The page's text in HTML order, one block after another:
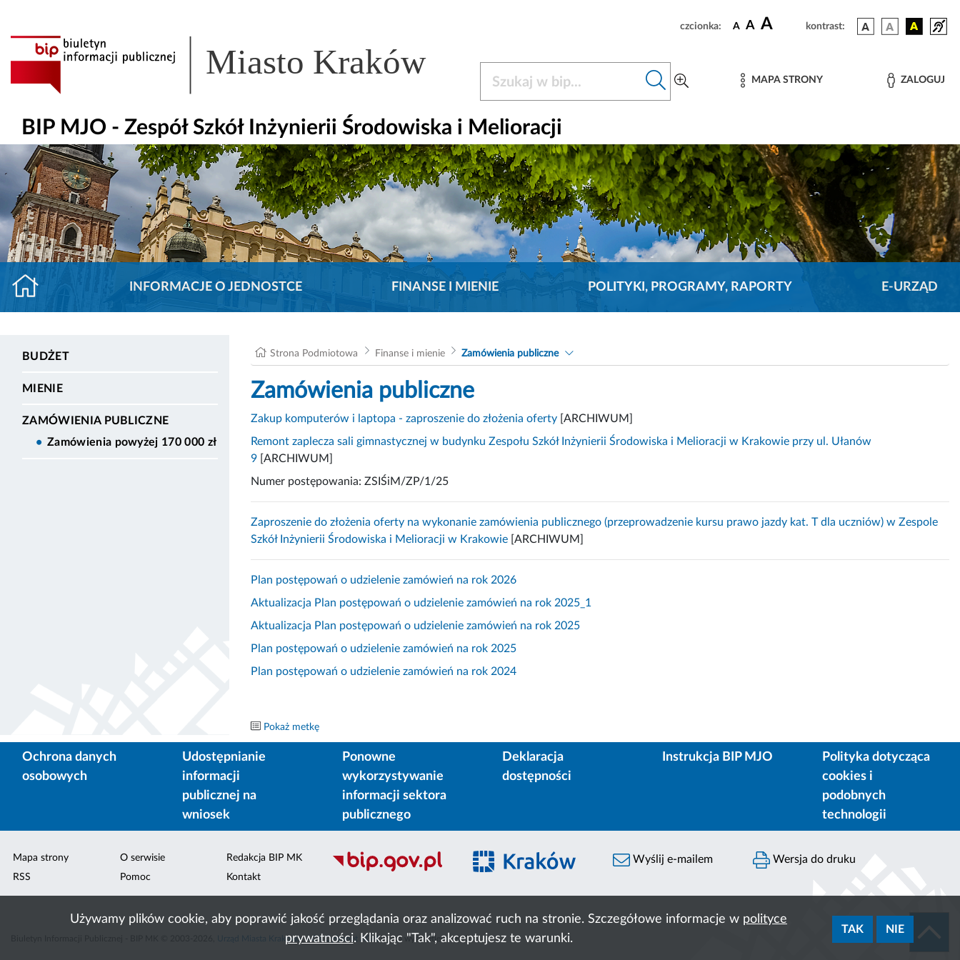
Używamy plików cookie, aby poprawić jakość przeglądania oraz analizować ruch na stronie. Szczegółowe informacje w polityce
prywatności. Klikając "Tak", akceptujesz te warunki.
TAK NIE
czcionka: A A A kontrast:
Miasto Kraków MAPA STRONY ZALOGUJ
BIP MJO - Zespół Szkół Inżynierii Środowiska i Melioracji
INFORMACJE O JEDNOSTCE FINANSE I MIENIE POLITYKI, PROGRAMY, RAPORTY E-URZĄD
BUDŻET
MIENIE
ZAMÓWIENIA PUBLICZNE
Zamówienia powyżej 170 000 zł
Strona Podmiotowa Finanse i mienie Zamówienia publiczne
Zamówienia publiczne
Zakup komputerów i laptopa - zaproszenie do złożenia oferty [ARCHIWUM]
Remont zaplecza sali gimnastycznej w budynku Zespołu Szkół Inżynierii Środowiska i Melioracji w Krakowie przy ul. Ułanów
9 [ARCHIWUM]
Numer postępowania: ZSIŚiM/ZP/1/25
Zaproszenie do złożenia oferty na wykonanie zamówienia publicznego (przeprowadzenie kursu prawo jazdy kat. T dla uczniów) w Zespole
Szkół Inżynierii Środowiska i Melioracji w Krakowie [ARCHIWUM]
Plan postępowań o udzielenie zamówień na rok 2026
Aktualizacja Plan postępowań o udzielenie zamówień na rok 2025_1
Aktualizacja Plan postępowań o udzielenie zamówień na rok 2025
Plan postępowań o udzielenie zamówień na rok 2025
Plan postępowań o udzielenie zamówień na rok 2024
Pokaż metkę
Ochrona danych
osobowych
Udostępnianie
informacji
publicznej na
wniosek
Ponowne
wykorzystywanie
informacji sektora
publicznego
Deklaracja
dostępności
Instrukcja BIP MJO
Polityka dotycząca
cookies i
podobnych
technologii
Mapa strony
RSS
O serwisie
Pomoc
Redakcja BIP MK
Kontakt
Wyślij e-mailem Wersja do druku
Urząd Miasta Krakowa,ACK Cyfronet AGHliczba wyświetleń:6893